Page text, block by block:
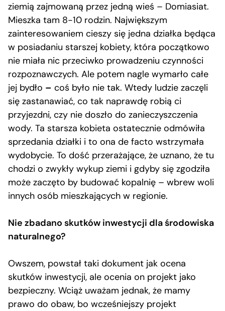
ziemią zajmowaną przez jedną wieś – Domiasiat.
Mieszka tam 8-10 rodzin. Największym
zainteresowaniem cieszy się jedna działka będąca
w posiadaniu starszej kobiety, która początkowo
nie miała nic przeciwko prowadzeniu czynności
rozpoznawczych. Ale potem nagle wymarło całe
jej bydło – coś było nie tak. Wtedy ludzie zaczęli
się zastanawiać, co tak naprawdę robią ci
przyjezdni, czy nie doszło do zanieczyszczenia
wody. Ta starsza kobieta ostatecznie odmówiła
sprzedania działki i to ona de facto wstrzymała
wydobycie. To dość przerażające, że uznano, że tu
chodzi o zwykły wykup ziemi i gdyby się zgodziła
może zaczęto by budować kopalnię – wbrew woli
innych osób mieszkających w regionie.
Nie zbadano skutków inwestycji dla środowiska
naturalnego?
Owszem, powstał taki dokument jak ocena
skutków inwestycji, ale ocenia on projekt jako
bezpieczny. Wciąż uważam jednak, że mamy
prawo do obaw, bo wcześniejszy projekt